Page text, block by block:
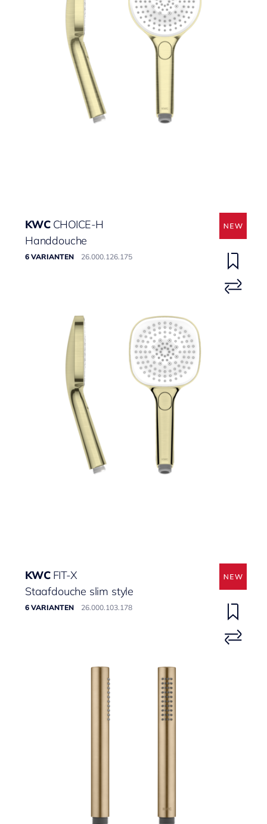
KWC CHOICE-H
Handdouche
6 VARIANTEN 26.000.126.175
KWC FIT-X
Staafdouche slim style
6 VARIANTEN 26.000.103.178